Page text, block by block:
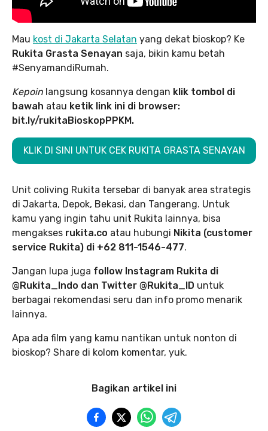
Mau kost di Jakarta Selatan yang dekat bioskop? Ke
Rukita Grasta Senayan saja, bikin kamu betah
#SenyamandiRumah.
Kepoin langsung kosannya dengan klik tombol di
bawah atau ketik link ini di browser:
bit.ly/rukitaBioskopPPKM.
KLIK DI SINI UNTUK CEK RUKITA GRASTA SENAYAN
Unit coliving Rukita tersebar di banyak area strategis
di Jakarta, Depok, Bekasi, dan Tangerang. Untuk
kamu yang ingin tahu unit Rukita lainnya, bisa
mengakses rukita.co atau hubungi Nikita (customer
service Rukita) di +62 811-1546-477.
Jangan lupa juga follow Instagram Rukita di
@Rukita_Indo dan Twitter @Rukita_ID untuk
berbagai rekomendasi seru dan info promo menarik
lainnya.
Apa ada film yang kamu nantikan untuk nonton di
bioskop? Share di kolom komentar, yuk.
Bagikan artikel ini